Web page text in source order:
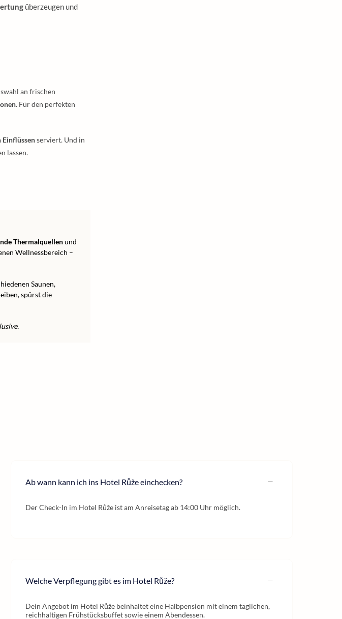
überzeugen und
an frischen
. Für den perfekten
Einflüssenserviert. Und in
lassen.
Thermalquellenund
Wellnessbereich –
Saunen,
spürst die
Ab wann kann ich ins Hotel Růže einchecken?
Der Check-In im Hotel Růže ist am Anreisetag ab 14:00 Uhr möglich.
Welche Verpflegung gibt es im Hotel Růže?
Dein Angebot im Hotel Růže beinhaltet eine Halbpension mit einem täglichen,
reichhaltigen Frühstücksbuffet sowie einem Abendessen.